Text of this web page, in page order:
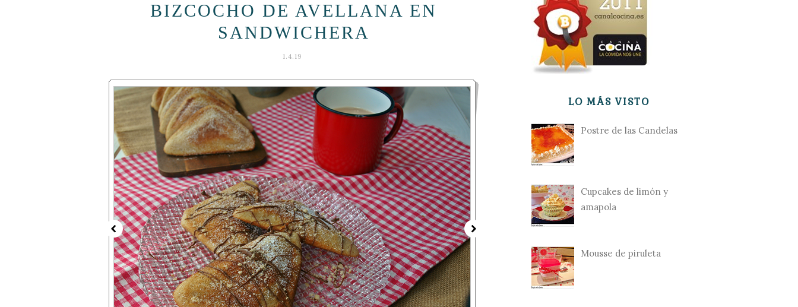
BIZCOCHO DE AVELLANA EN
SANDWICHERA
1.4.19
LO MÁS VISTO
Postre de las Candelas
Cupcakes de limón y
amapola
Mousse de piruleta